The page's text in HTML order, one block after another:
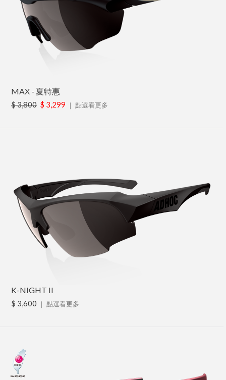
MAX - 夏特惠
$ 3,800 $ 3,299 ｜ 點選看更多
K-NIGHT II
$ 3,600 ｜ 點選看更多